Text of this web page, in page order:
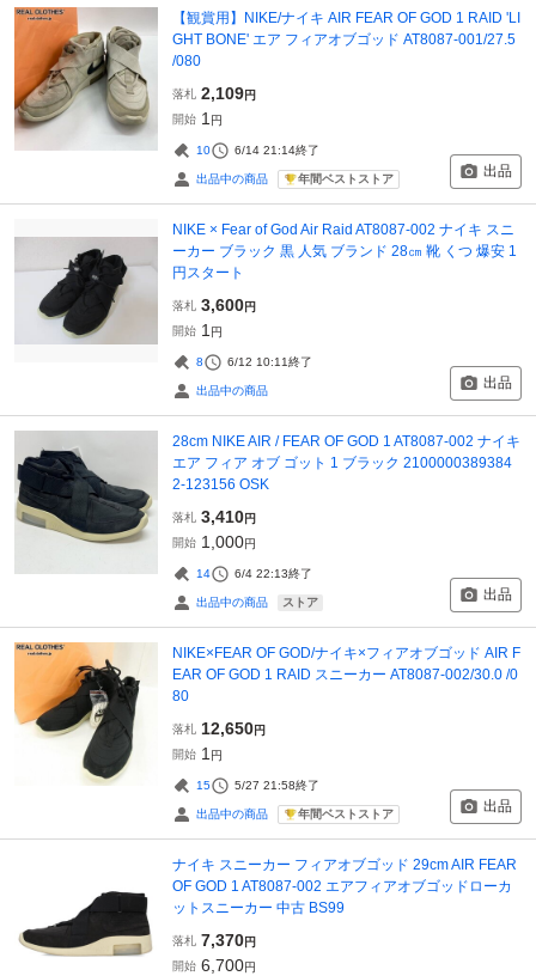
【観賞用】NIKE/ナイキ AIR FEAR OF GOD 1 RAID 'LI
GHT BONE' エア フィアオブゴッド AT8087-001/27.5
/080
落札 2,109円
開始 1 円
10 6/14 21:14終了
出品中の商品 年間ベストストア 出品
NIKE × Fear of God Air Raid AT8087-002 ナイキ スニ
ーカー ブラック 黒 人気 ブランド 28㎝ 靴 くつ 爆安 1
円スタート
落札 3,600円
開始 1 円
8 6/12 10:11終了
出品中の商品 出品
28cm NIKE AIR / FEAR OF GOD 1 AT8087-002 ナイキ
エア フィア オブ ゴット 1 ブラック 2100000389384
2-123156 OSK
落札 3,410円
開始 1,000円
14 6/4 22:13終了
出品中の商品 ストア 出品
NIKE×FEAR OF GOD/ナイキ×フィアオブゴッド AIR F
EAR OF GOD 1 RAID スニーカー AT8087-002/30.0 /0
80
落札 12,650円
開始 1 円
15 5/27 21:58終了
出品中の商品 年間ベストストア 出品
ナイキ スニーカー フィアオブゴッド 29cm AIR FEAR
OF GOD 1 AT8087-002 エアフィアオブゴッドローカ
ットスニーカー 中古 BS99
落札 7,370円
開始 6,700円